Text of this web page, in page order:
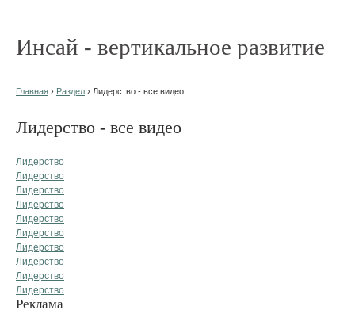
Инсай - вертикальное развитие
Главная › Раздел › Лидерство - все видео
Лидерство - все видео
Лидерство
Лидерство
Лидерство
Лидерство
Лидерство
Лидерство
Лидерство
Лидерство
Лидерство
Лидерство
Реклама